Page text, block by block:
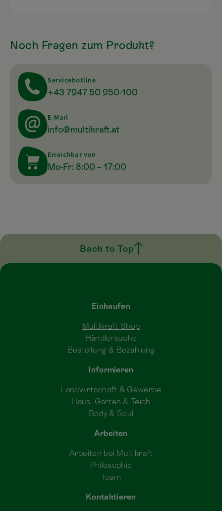
Noch Fragen zum Produkt?
Servicehotline
+43 7247 50 250-100
E-Mail
info@multikraft.at
Erreichbar von
Mo-Fr: 8:00 – 17:00
Back to Top
Einkaufen
Multikraft Shop
Händlersuche
Bestellung & Bezahlung
Informieren
Landwirtschaft & Gewerbe
Haus, Garten & Teich
Body & Soul
Arbeiten
Arbeiten bei Multikraft
Philosophie
Team
Kontaktieren